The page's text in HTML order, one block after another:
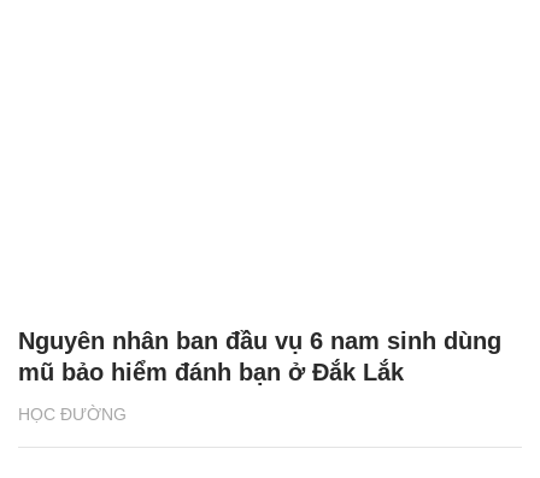
HỌC ĐƯỜNG
Nguyên nhân ban đầu vụ 6 nam sinh dùng
mũ bảo hiểm đánh bạn ở Đắk Lắk